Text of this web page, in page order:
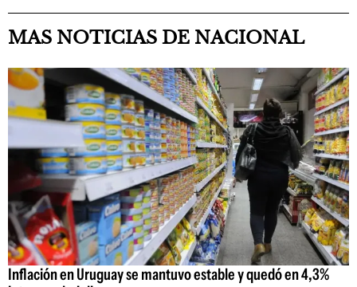
MAS NOTICIAS DE NACIONAL
Inflación en Uruguay se mantuvo estable y quedó en 4,3%